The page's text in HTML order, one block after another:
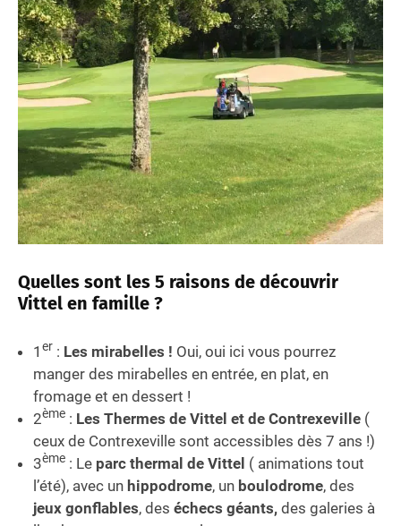
Quelles sont les 5 raisons de découvrir
Vittel en famille ?
1 er : Les mirabelles ! Oui, oui ici vous pourrez
manger des mirabelles en entrée, en plat, en
fromage et en dessert !
2ème : Les Thermes de Vittel et de Contrexeville (
ceux de Contrexeville sont accessibles dès 7 ans !)
3ème : Le parc thermal de Vittel ( animations tout
l’été), avec un hippodrome, un boulodrome, des
jeux gonflables, des échecs géants, des galeries à